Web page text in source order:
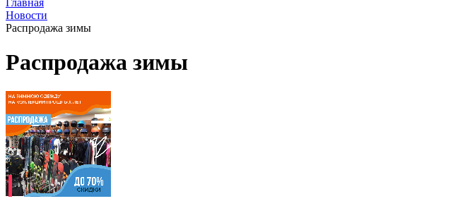
Главная
Новости
Распродажа зимы
Распродажа зимы